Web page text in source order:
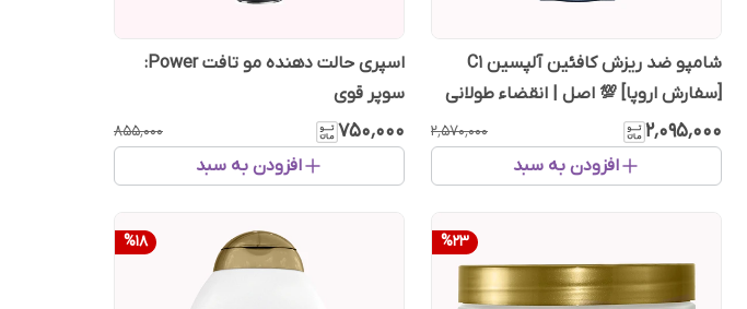
شامپو ضد ریزش کافئین آلپسین C1
[سفارش اروپا] 💯 اصل | انقضاء طولانی
۲٬۰۹۵٬۰۰۰ ۲٬۵۷۰٬۰۰۰
افزودن به سبد
اسپری حالت دهنده مو تافت Power:
سوپر قوی
۷۵۰٬۰۰۰ ۸۵۵٬۰۰۰
افزودن به سبد
%23
%18